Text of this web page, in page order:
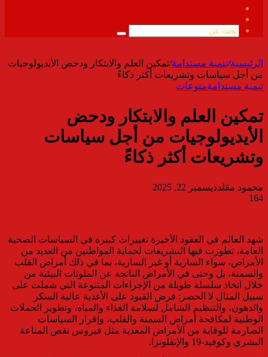
الموقع
بحث
الرئيسية/تنمية مستدامة/تمكين العلم والابتكار ودحض الأيديولوجيات
من أجل سياسات وتشريعات أكثر ذكاءً
تنمية مستدامةمنوعات
تمكين العلم والابتكار ودحض
الأيديولوجيات من أجل سياسات
وتشريعات أكثر ذكاءً
محمود مقلدديسمبر 22, 2025
164
شهد العالم في العقود الأخيرة تغييرات كبيرة في السياسات الصحية
العامة، تطورت فيها التشريعات لحماية المواطنين من العديد من
الأمراض، سواء السارية أو غير السارية، بما في ذلك أمراض القلب
والسمنة، بل وحتى في الأمراض الناتجة عن الملوثات البيئية من
خلال اتخاذ سلسلة طويلة من الإجراءات المتنوعة التي شملت على
سبيل المثال لا الحصر: فرض القيود على الأغذية عالية السكر
والدهون، والتنظيم الشامل لسلامة الغذاء والمياه، وتطوير الحملات
الوطنية لمكافحة أمراض السمنة والقلب، وإقرار السياسات
الصارمة للوقاية من الأمراض المعدية مثل فيروس نقص المناعة
البشري وكوفيد-19 والإنفلونزا.